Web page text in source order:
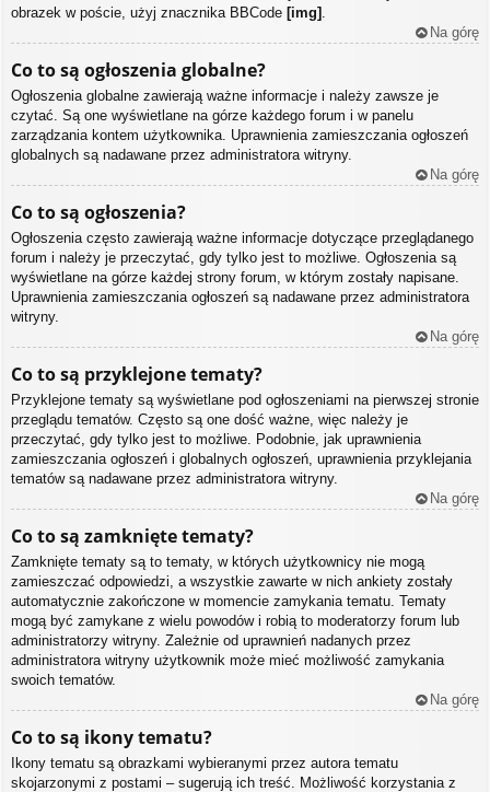
obrazek w poście, użyj znacznika BBCode [img]
Na górę
Co to są ogłoszenia globalne?
Ogłoszenia globalne zawierają ważne informacje i należy zawsze je
czytać. Są one wyświetlane na górze każdego forum i w panelu
zarządzania kontem użytkownika. Uprawnienia zamieszczania ogłoszeń
globalnych są nadawane przez administratora witryny.
Na górę
Co to są ogłoszenia?
Ogłoszenia często zawierają ważne informacje dotyczące przeglądanego
forum i należy je przeczytać, gdy tylko jest to możliwe. Ogłoszenia są
wyświetlane na górze każdej strony forum, w którym zostały napisane.
Uprawnienia zamieszczania ogłoszeń są nadawane przez administratora
witryny.
Na górę
Co to są przyklejone tematy?
Przyklejone tematy są wyświetlane pod ogłoszeniami na pierwszej stronie
przeglądu tematów. Często są one dość ważne, więc należy je
przeczytać, gdy tylko jest to możliwe. Podobnie, jak uprawnienia
zamieszczania ogłoszeń i globalnych ogłoszeń, uprawnienia przyklejania
tematów są nadawane przez administratora witryny.
Na górę
Co to są zamknięte tematy?
Zamknięte tematy są to tematy, w których użytkownicy nie mogą
zamieszczać odpowiedzi, a wszystkie zawarte w nich ankiety zostały
automatycznie zakończone w momencie zamykania tematu. Tematy
mogą być zamykane z wielu powodów i robią to moderatorzy forum lub
administratorzy witryny. Zależnie od uprawnień nadanych przez
administratora witryny użytkownik może mieć możliwość zamykania
swoich tematów.
Na górę
Co to są ikony tematu?
Ikony tematu są obrazkami wybieranymi przez autora tematu
skojarzonymi z postami – sugerują ich treść. Możliwość korzystania z